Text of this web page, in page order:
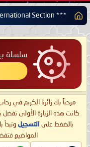
*** International Section ***
سلسلة
مرحباً بك زائرنا الكريم في
كانت هذه الزيارة الأولى تفضل
بالضغط على التسجيل وتبدأ
المواضيع